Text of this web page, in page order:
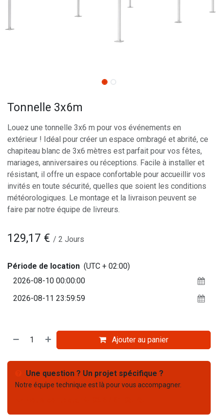
Tonnelle 3x6m
Louez une tonnelle 3x6 m pour vos événements en
extérieur ! Idéal pour créer un espace ombragé et abrité, ce
chapiteau blanc de 3x6 mètres est parfait pour vos fêtes,
mariages, anniversaires ou réceptions. Facile à installer et
résistant, il offre un espace confortable pour accueillir vos
invités en toute sécurité, quelles que soient les conditions
météorologiques. Le montage et la livraison peuvent se
faire par notre équipe de livreurs.
129,17 € / 2 Jours
Période de location (UTC + 02:00)
Ajouter au panier
Une question ? Un projet spécifique ?
Notre équipe technique est là pour vous accompagner.